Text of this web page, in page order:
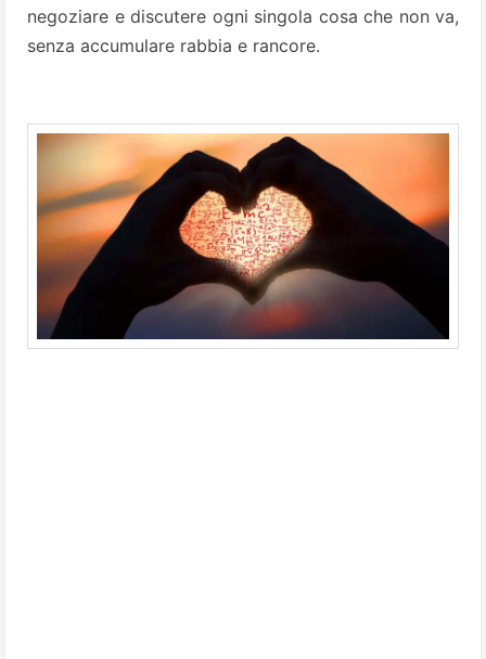
negoziare e discutere ogni singola cosa che non va,
senza accumulare rabbia e rancore.